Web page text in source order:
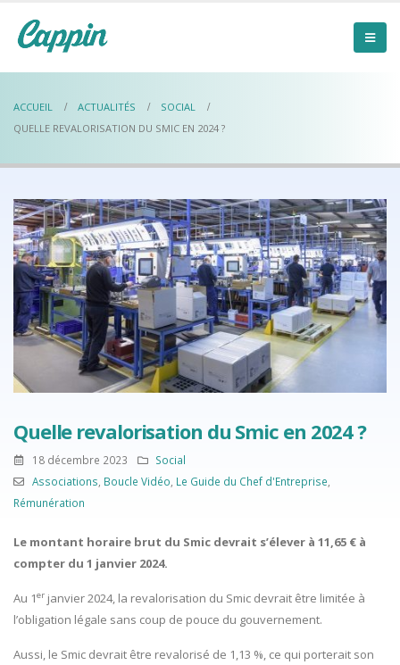
ACCUEIL ACTUALITÉS
SOCIAL
QUELLE REVALORISATION DU SMIC EN 2024 ?
Quelle revalorisation du Smic en 2024 ?
18 décembre 2023
Social
Associations Boucle Vidéo Le Guide du Chef d'Entreprise
Rémunération
Le montant horaire brut du Smic devrait s’élever à 11,65 € à
compter du 1 janvier 2024.
Au 1er janvier 2024, la revalorisation du Smic devrait être limitée à
l’obligation légale sans coup de pouce du gouvernement.
Aussi, le Smic devrait être revalorisé de 1,13 %, ce qui porterait son